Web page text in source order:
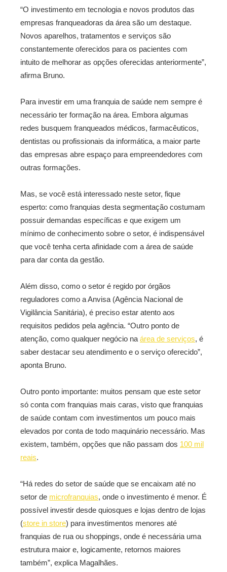
“O investimento em tecnologia e novos produtos das
empresas franqueadoras da área são um destaque.
Novos aparelhos, tratamentos e serviços são
constantemente oferecidos para os pacientes com
intuito de melhorar as opções oferecidas anteriormente”,
afirma Bruno.
Para investir em uma franquia de saúde nem sempre é
necessário ter formação na área. Embora algumas
redes busquem franqueados médicos, farmacêuticos,
dentistas ou profissionais da informática, a maior parte
das empresas abre espaço para empreendedores com
outras formações.
Mas, se você está interessado neste setor, fique
esperto: como franquias desta segmentação costumam
possuir demandas específicas e que exigem um
mínimo de conhecimento sobre o setor, é indispensável
que você tenha certa afinidade com a área de saúde
para dar conta da gestão.
Além disso, como o setor é regido por órgãos
reguladores como a Anvisa (Agência Nacional de
Vigilância Sanitária), é preciso estar atento aos
requisitos pedidos pela agência. “Outro ponto de
atenção, como qualquer negócio na área de serviços, é
saber destacar seu atendimento e o serviço oferecido”,
aponta Bruno.
Outro ponto importante: muitos pensam que este setor
só conta com franquias mais caras, visto que franquias
de saúde contam com investimentos um pouco mais
elevados por conta de todo maquinário necessário. Mas
existem, também, opções que não passam dos 100 mil
reais.
“Há redes do setor de saúde que se encaixam até no
setor de microfranquias, onde o investimento é menor. É
possível investir desde quiosques e lojas dentro de lojas
(store in store) para investimentos menores até
franquias de rua ou shoppings, onde é necessária uma
estrutura maior e, logicamente, retornos maiores
também”, explica Magalhães.